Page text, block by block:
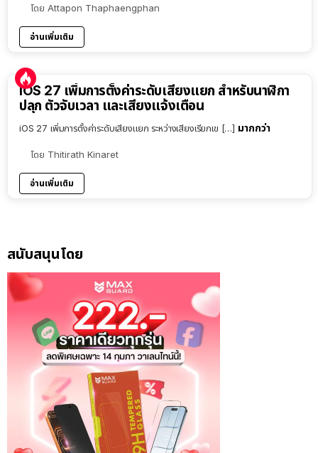
โดย Attapon Thaphaengphan
อ่านเพิ่มเติม
iOS 27 เพิ่มการตั้งค่าระดับเสียงแยก สำหรับนาฬิกา
ปลุก ตัวจับเวลา และเสียงแจ้งเตือน
iOS 27 เพิ่มการตั้งค่าระดับเสียงแยก ระหว่างเสียงเรียกเข […] มากกว่า
โดย Thitirath Kinaret
อ่านเพิ่มเติม
สนับสนุนโดย